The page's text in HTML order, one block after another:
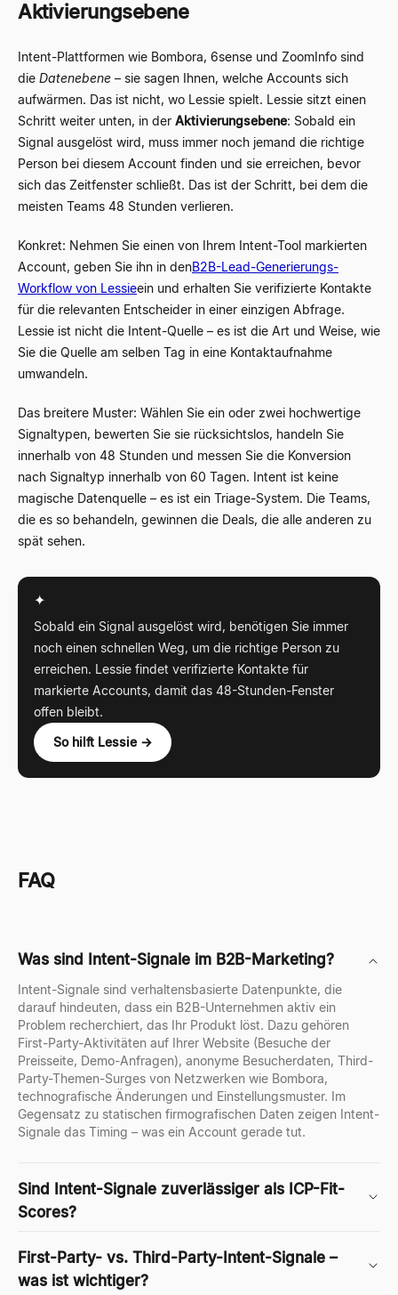
Aktivierungsebene
Intent-Plattformen wie Bombora, 6sense und ZoomInfo sind
die Datenebene – sie sagen Ihnen, welche Accounts sich
aufwärmen. Das ist nicht, wo Lessie spielt. Lessie sitzt einen
Schritt weiter unten, in der Aktivierungsebene: Sobald ein
Signal ausgelöst wird, muss immer noch jemand die richtige
Person bei diesem Account finden und sie erreichen, bevor
sich das Zeitfenster schließt. Das ist der Schritt, bei dem die
meisten Teams 48 Stunden verlieren.
Konkret: Nehmen Sie einen von Ihrem Intent-Tool markierten
Account, geben Sie ihn in denB2B-Lead-Generierungs-
Workflow von Lessieein und erhalten Sie verifizierte Kontakte
für die relevanten Entscheider in einer einzigen Abfrage.
Lessie ist nicht die Intent-Quelle – es ist die Art und Weise, wie
Sie die Quelle am selben Tag in eine Kontaktaufnahme
umwandeln.
Das breitere Muster: Wählen Sie ein oder zwei hochwertige
Signaltypen, bewerten Sie sie rücksichtslos, handeln Sie
innerhalb von 48 Stunden und messen Sie die Konversion
nach Signaltyp innerhalb von 60 Tagen. Intent ist keine
magische Datenquelle – es ist ein Triage-System. Die Teams,
die es so behandeln, gewinnen die Deals, die alle anderen zu
spät sehen.
✦
Sobald ein Signal ausgelöst wird, benötigen Sie immer
noch einen schnellen Weg, um die richtige Person zu
erreichen. Lessie findet verifizierte Kontakte für
markierte Accounts, damit das 48-Stunden-Fenster
offen bleibt.
So hilft Lessie →
FAQ
Was sind Intent-Signale im B2B-Marketing?
Intent-Signale sind verhaltensbasierte Datenpunkte, die
darauf hindeuten, dass ein B2B-Unternehmen aktiv ein
Problem recherchiert, das Ihr Produkt löst. Dazu gehören
First-Party-Aktivitäten auf Ihrer Website (Besuche der
Preisseite, Demo-Anfragen), anonyme Besucherdaten, Third-
Party-Themen-Surges von Netzwerken wie Bombora,
technografische Änderungen und Einstellungsmuster. Im
Gegensatz zu statischen firmografischen Daten zeigen Intent-
Signale das Timing – was ein Account gerade tut.
Sind Intent-Signale zuverlässiger als ICP-Fit-
Scores?
First-Party- vs. Third-Party-Intent-Signale –
was ist wichtiger?